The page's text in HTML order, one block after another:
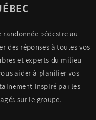
randonnée pédestre au
des réponses à toutes vos
et experts du milieu
aider à planifier vos
inspiré par les
sur le groupe.